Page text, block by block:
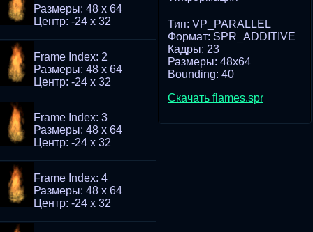
Тип: VP_PARALLEL
Формат: SPR_ADDITIVE
Кадры: 23
Размеры: 48x64
Bounding: 40
Скачать flames.spr
Размеры: 48 x 64
Центр: -24 x 32
Frame Index: 2
Размеры: 48 x 64
Центр: -24 x 32
Frame Index: 3
Размеры: 48 x 64
Центр: -24 x 32
Frame Index: 4
Размеры: 48 x 64
Центр: -24 x 32